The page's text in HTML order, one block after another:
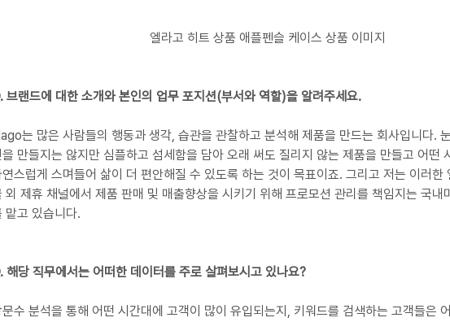
엘라고 히트 상품 애플펜슬 케이스 상품 이미지
브랜드에 대한 소개와 본인의 업무 포지션(부서와 역할)을 알려주세요.
는 많은 사람들의 행동과 생각, 습관을 관찰하고 분석해 제품을 만드는 회사입니다.
을 만들지는 않지만 심플하고 섬세함을 담아 오래 써도 질리지 않는 제품을 만들고 어떤
스럽게 스며들어 삶이 더 편안해질 수 있도록 하는 것이 목표이죠. 그리고 저는 이러한
외 제휴 채널에서 제품 판매 및 매출향상을 시키기 위해 프로모션 관리를 책임지는 국
맡고 있습니다.
해당 직무에서는 어떠한 데이터를 주로 살펴보시고 있나요?
문수 분석을 통해 어떤 시간대에 고객이 많이 유입되는지, 키워드를 검색하는 고객들은